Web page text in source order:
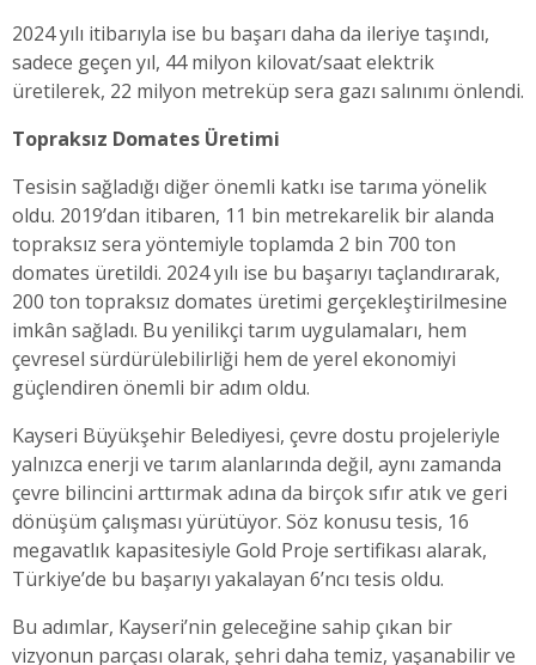
2024 yılı itibarıyla ise bu başarı daha da ileriye taşındı,
sadece geçen yıl, 44 milyon kilovat/saat elektrik
üretilerek, 22 milyon metreküp sera gazı salınımı önlendi.
Topraksız Domates Üretimi
Tesisin sağladığı diğer önemli katkı ise tarıma yönelik
oldu. 2019’dan itibaren, 11 bin metrekarelik bir alanda
topraksız sera yöntemiyle toplamda 2 bin 700 ton
domates üretildi. 2024 yılı ise bu başarıyı taçlandırarak,
200 ton topraksız domates üretimi gerçekleştirilmesine
imkân sağladı. Bu yenilikçi tarım uygulamaları, hem
çevresel sürdürülebilirliği hem de yerel ekonomiyi
güçlendiren önemli bir adım oldu.
Kayseri Büyükşehir Belediyesi, çevre dostu projeleriyle
yalnızca enerji ve tarım alanlarında değil, aynı zamanda
çevre bilincini arttırmak adına da birçok sıfır atık ve geri
dönüşüm çalışması yürütüyor. Söz konusu tesis, 16
megavatlık kapasitesiyle Gold Proje sertifikası alarak,
Türkiye’de bu başarıyı yakalayan 6’ncı tesis oldu.
Bu adımlar, Kayseri’nin geleceğine sahip çıkan bir
vizyonun parçası olarak, şehri daha temiz, yaşanabilir ve